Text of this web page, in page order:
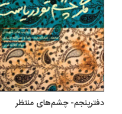
چشم‌های منتظر